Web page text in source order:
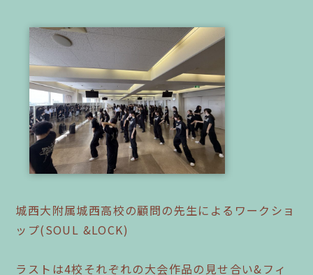
城西大附属城西高校の顧問の先生によるワークショ
ップ(SOUL &LOCK)
ラストは4校それぞれの大会作品の見せ合い&フィ